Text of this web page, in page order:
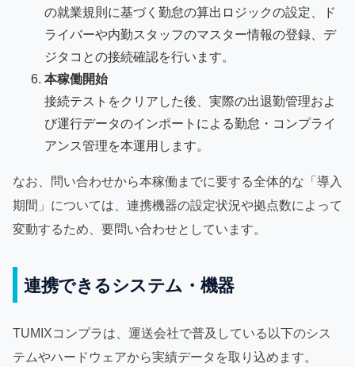
の就業規則に基づく勤怠の算出ロジックの設定、ド
ライバーや内勤スタッフのマスター情報の登録、デ
ジタコとの接続確認を行います。
本稼働開始
接続テストをクリアした後、実際の出退勤管理およ
び運行データのインポートによる勤怠・コンプライ
アンス管理を本運用します。
なお、問い合わせから本稼働までに要する全体的な「導入
期間」については、連携機器の設定状況や拠点数によって
変動するため、要問い合わせとしています。
連携できるシステム・機器
TUMIXコンプラは、運送会社で普及している以下のシス
テムやハードウェアから実績データを取り込めます。